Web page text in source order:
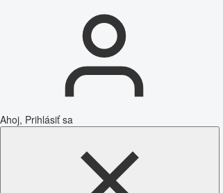
Ahoj, Prihlásiť sa